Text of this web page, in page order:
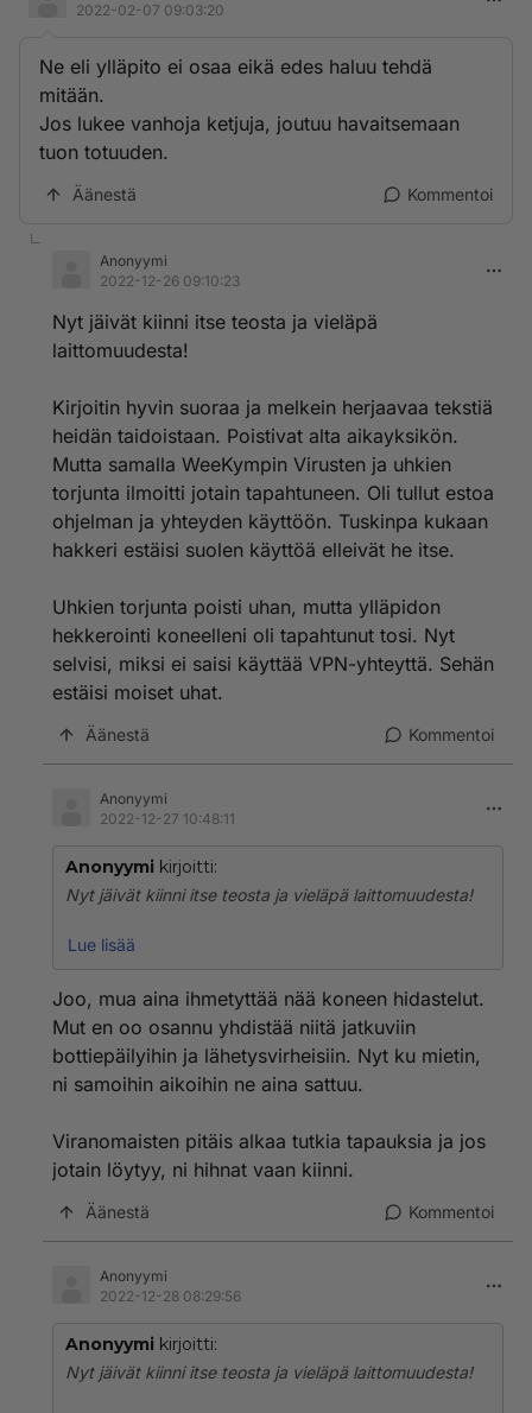
2022-02-07 09:03:20
Ne eli ylläpito ei osaa eikä edes haluu tehdä
mitään.
Jos lukee vanhoja ketjuja, joutuu havaitsemaan
tuon totuuden.
Äänestä Kommentoi
Anonyymi
2022-12-26 09:10:23
Nyt jäivät kiinni itse teosta ja vieläpä
laittomuudesta!
Kirjoitin hyvin suoraa ja melkein herjaavaa tekstiä
heidän taidoistaan. Poistivat alta aikayksikön.
Mutta samalla WeeKympin Virusten ja uhkien
torjunta ilmoitti jotain tapahtuneen. Oli tullut estoa
ohjelman ja yhteyden käyttöön. Tuskinpa kukaan
hakkeri estäisi suolen käyttöä elleivät he itse.
Uhkien torjunta poisti uhan, mutta ylläpidon
hekkerointi koneelleni oli tapahtunut tosi. Nyt
selvisi, miksi ei saisi käyttää VPN-yhteyttä. Sehän
estäisi moiset uhat.
Äänestä Kommentoi
Anonyymi
2022-12-27 10:48:11
Anonyymi kirjoitti:
Nyt jäivät kiinni itse teosta ja vieläpä laittomuudesta!
Kirjoitin hyvin suoraa ja melkein herjaavaa tekstiä
samalla WeeKympin Virusten ja uhkien torjunta ilmoitti
jotain tapahtuneen. Oli tullut estoa ohjelman ja
yhteyden käyttöön. Tuskinpa kukaan hakkeri estäisi
suolen käyttöä elleivät he itse.
hekkerointi koneelleni oli tapahtunut tosi. Nyt selvisi,
miksi ei saisi käyttää VPN-yhteyttä. Sehän estäisi
moiset uhat.
Lue lisää
Joo, mua aina ihmetyttää nää koneen hidastelut.
Mut en oo osannu yhdistää niitä jatkuviin
bottiepäilyihin ja lähetysvirheisiin. Nyt ku mietin,
ni samoihin aikoihin ne aina sattuu.
Viranomaisten pitäis alkaa tutkia tapauksia ja jos
jotain löytyy, ni hihnat vaan kiinni.
Äänestä Kommentoi
Anonyymi
2022-12-28 08:29:56
Anonyymi kirjoitti:
Nyt jäivät kiinni itse teosta ja vieläpä laittomuudesta!